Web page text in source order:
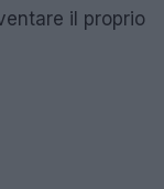
il proprio